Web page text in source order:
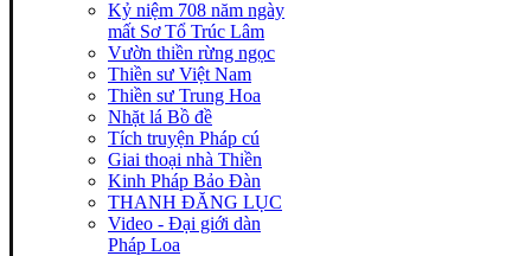
Kỷ niệm 708 năm ngày
mất Sơ Tổ Trúc Lâm
Vườn thiền rừng ngọc
Thiền sư Việt Nam
Thiền sư Trung Hoa
Nhặt lá Bồ đề
Tích truyện Pháp cú
Giai thoại nhà Thiền
Kinh Pháp Bảo Đàn
THANH ĐĂNG LỤC
Video - Đại giới dàn
Pháp Loa